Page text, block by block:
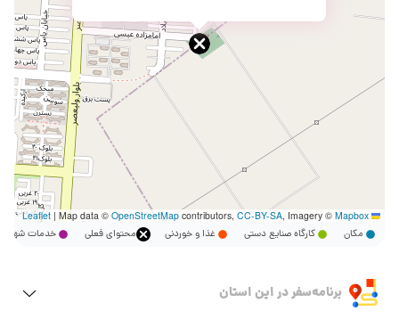
Leaflet
| Map data © OpenStreetMapcontributors, CC-BY-SA, Imagery © Mapbox
مکان کارگاه صنایع دستی غذا و خوردنی محتوای فعلی خدمات
برنامه‌سفر‌ در این استان